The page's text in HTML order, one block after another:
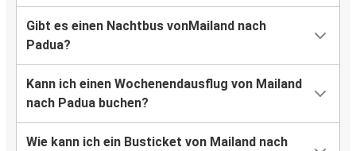
Gibt es einen Nachtbus vonMailand nach
Padua?
Kann ich einen Wochenendausflug von Mailand
nach Padua buchen?
Wie kann ich ein Busticket von Mailand nach